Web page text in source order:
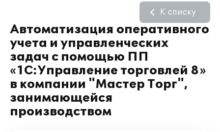
Автоматизация оперативного
учета и управленческих
задач с помощью ПП
«1С:Управление торговлей 8»
в компании "Мастер Торг",
занимающейся
производством
К списку